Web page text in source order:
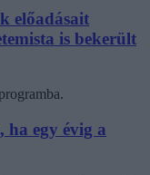
előadásait
is bekerült
ha egy évig a